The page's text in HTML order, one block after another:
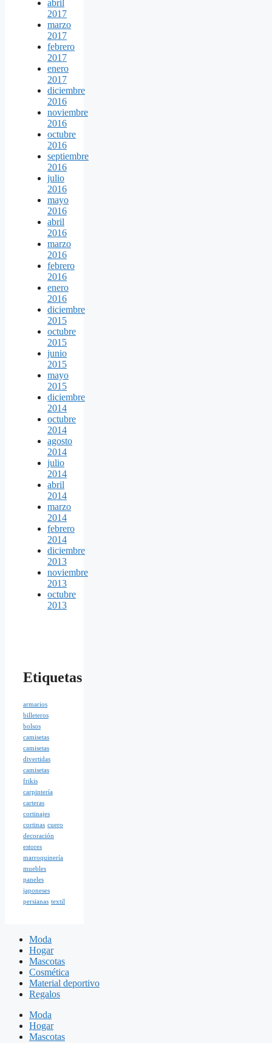
abril
2017
marzo
2017
febrero
2017
enero
2017
diciembre
2016
noviembre
2016
octubre
2016
septiembre
2016
julio
2016
mayo
2016
abril
2016
marzo
2016
febrero
2016
enero
2016
diciembre
2015
octubre
2015
junio
2015
mayo
2015
diciembre
2014
octubre
2014
agosto
2014
julio
2014
abril
2014
marzo
2014
febrero
2014
diciembre
2013
noviembre
2013
octubre
2013
Etiquetas
armarios
billeteros
bolsos
camisetas
camisetas
divertidas
camisetas
frikis
carpintería
carteras
cortinajes
cortinas cuero
decoración
estores
marroquinería
muebles
paneles
japoneses
persianas textil
Moda
Hogar
Mascotas
Cosmética
Material deportivo
Regalos
Moda
Hogar
Mascotas